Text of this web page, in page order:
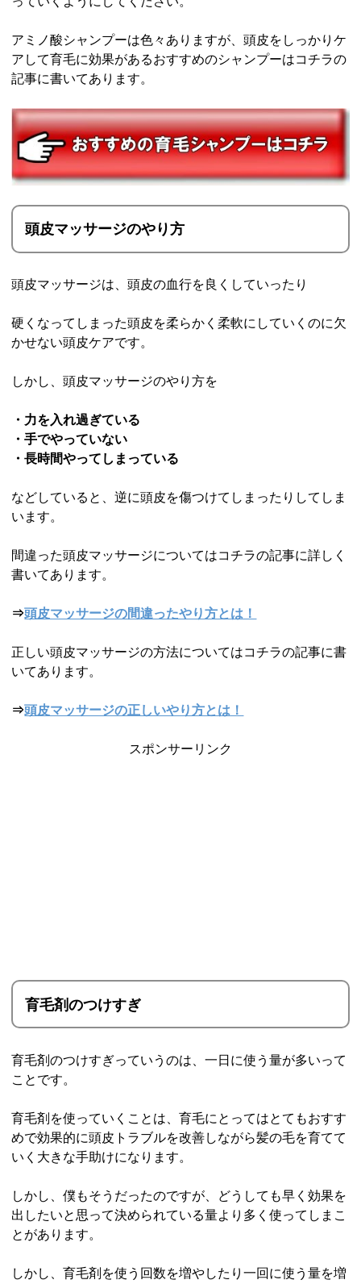
アミノ酸シャンプーは色々ありますが、頭皮をしっかりケ
アして育毛に効果があるおすすめのシャンプーはコチラの
記事に書いてあります。
頭皮マッサージのやり方
頭皮マッサージは、頭皮の血行を良くしていったり
硬くなってしまった頭皮を柔らかく柔軟にしていくのに欠
かせない頭皮ケアです。
しかし、頭皮マッサージのやり方を
・力を入れ過ぎている
・手でやっていない
・長時間やってしまっている
などしていると、逆に頭皮を傷つけてしまったりしてしま
います。
間違った頭皮マッサージについてはコチラの記事に詳しく
書いてあります。
⇒頭皮マッサージの間違ったやり方とは！
正しい頭皮マッサージの方法についてはコチラの記事に書
いてあります。
⇒頭皮マッサージの正しいやり方とは！
スポンサーリンク
育毛剤のつけすぎ
育毛剤のつけすぎっていうのは、一日に使う量が多いって
ことです。
育毛剤を使っていくことは、育毛にとってはとてもおすす
めで効果的に頭皮トラブルを改善しながら髪の毛を育てて
いく大きな手助けになります。
しかし、僕もそうだったのですが、どうしても早く効果を
出したいと思って決められている量より多く使ってしまこ
とがあります。
しかし、育毛剤を使う回数を増やしたり一回に使う量を増